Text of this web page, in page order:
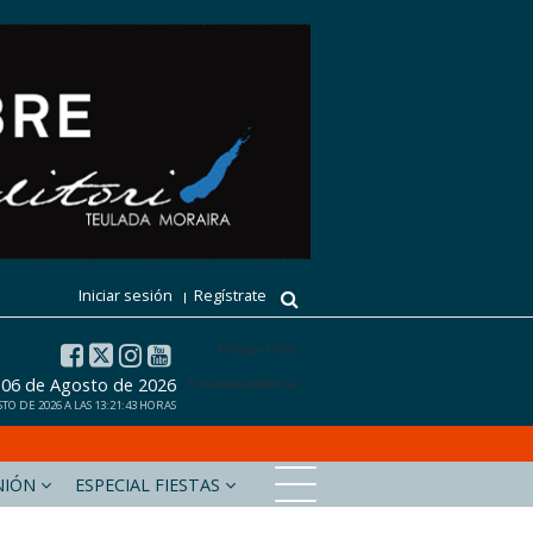
Iniciar sesión Regístrate
El tiempo 15 días
El tiempo en Benissa
06 de Agosto de 2026
DE 2026 A LAS 13:21:43 HORAS
xabiaaldia.com Marinabaixadigital.com
ESPECIAL FIESTAS